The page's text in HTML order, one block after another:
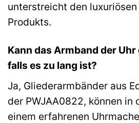
unterstreicht den
Produkts.
Kann das Armband der
falls es zu lang ist?
Ja, Gliederarmbänder aus
der PWJAA0822, können in
einem erfahrenen